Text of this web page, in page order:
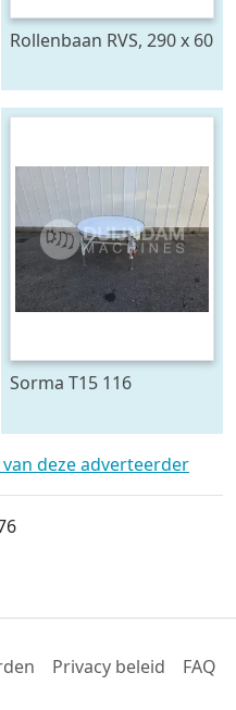
Rollenbaan RVS, 290 x 60
Sorma T15 116
deze adverteerder
Privacy beleid FAQ